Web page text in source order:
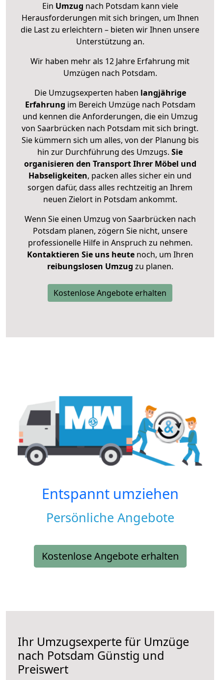
Ein Umzug nach Potsdam kann viele
Herausforderungen mit sich bringen, um Ihnen
die Last zu erleichtern – bieten wir Ihnen unsere
Unterstützung an.
Wir haben mehr als 12 Jahre Erfahrung mit
Umzügen nach Potsdam.
Die Umzugsexperten haben langjährige
Erfahrung im Bereich Umzüge nach Potsdam
und kennen die Anforderungen, die ein Umzug
von Saarbrücken nach Potsdam mit sich bringt.
Sie kümmern sich um alles, von der Planung bis
hin zur Durchführung des Umzugs. Sie
organisieren den Transport Ihrer Möbel und
Habseligkeiten, packen alles sicher ein und
sorgen dafür, dass alles rechtzeitig an Ihrem
neuen Zielort in Potsdam ankommt.
Wenn Sie einen Umzug von Saarbrücken nach
Potsdam planen, zögern Sie nicht, unsere
professionelle Hilfe in Anspruch zu nehmen.
Kontaktieren Sie uns heutenoch, um Ihren
reibungslosen Umzug zu planen.
Kostenlose Angebote erhalten
Entspannt umziehen
Persönliche Angebote
Kostenlose Angebote erhalten
Ihr Umzugsexperte für Umzüge
nach Potsdam Günstig und
Preiswert